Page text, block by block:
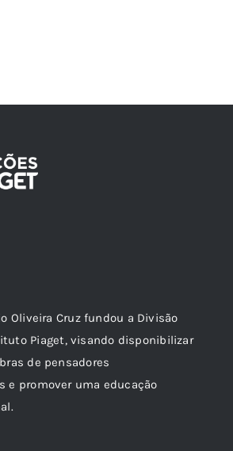
Oliveira Cruz fundou a Divisão
Piaget, visando disponibilizar
de pensadores
e promover uma educação